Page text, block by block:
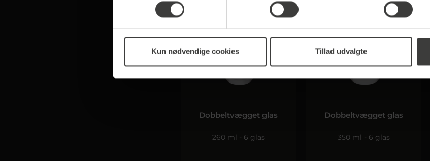
Kun nødvendige cookies Tillad udvalgte
Dobbeltvægget glas
260 ml - 6 glas
Dobbeltvægget glas
350 ml - 6 glas